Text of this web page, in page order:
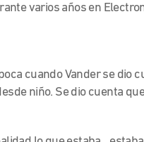
varios años en
cuando Vander se dio
niño. Se dio cuenta